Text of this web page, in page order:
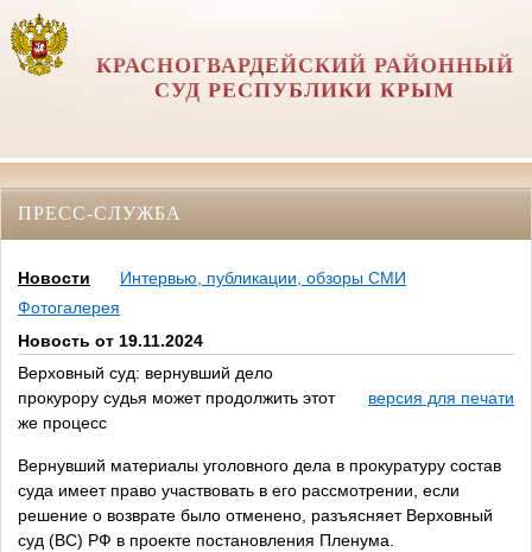
КРАСНОГВАРДЕЙСКИЙ РАЙОННЫЙ
СУД РЕСПУБЛИКИ КРЫМ
ПРЕСС-СЛУЖБА
Новости
Интервью, публикации, обзоры СМИ
Фотогалерея
Новость от 19.11.2024
Верховный суд: вернувший дело
прокурору судья может продолжить этот
же процесс
версия для печати
Вернувший материалы уголовного дела в прокуратуру состав
суда имеет право участвовать в его рассмотрении, если
решение о возврате было отменено, разъясняет Верховный
суд (ВС) РФ в проекте постановления Пленума.